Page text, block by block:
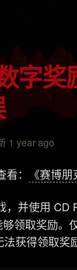
1 year ago
： 《赛博朋
，并使用 CD
领取奖励。
获得领取奖